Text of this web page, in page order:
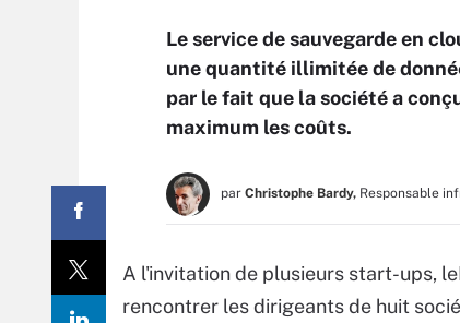
Le service de sauvegarde en
une quantité illimitée de
par le fait que la société a
maximum les coûts.
par Christophe Bardy, Responsable
A l'invitation de plusieurs start-ups,
rencontrer les dirigeants de huit